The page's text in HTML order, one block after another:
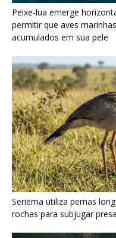
Seriema utiliza pernas
rochas para subjugar
Poraquê sincroniza
amplificar campo elétrico
maiores na Amazônia